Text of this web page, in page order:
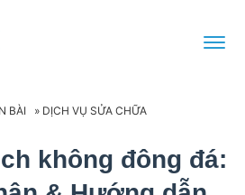
BÀI » DỊCH VỤ SỬA CHỮA
không đông đá: